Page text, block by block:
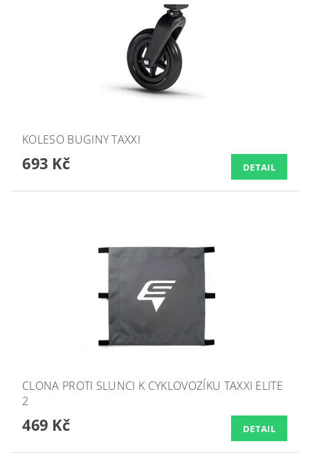
KOLESO BUGINY TAXXI
693 Kč DETAIL
CLONA PROTI SLUNCI K CYKLOVOZÍKU TAXXI ELITE
2
469 Kč DETAIL